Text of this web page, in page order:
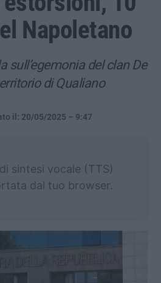
Napoletano
sull’egemonia del clan De
di Qualiano
il: 20/05/2025 – 9:47
sintesi vocale (TTS)
dal tuo browser.